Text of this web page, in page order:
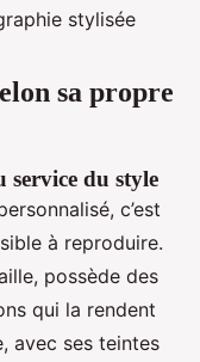
stylisée
sa propre
service du style
c’est
à reproduire.
possède des
qui la rendent
avec ses teintes